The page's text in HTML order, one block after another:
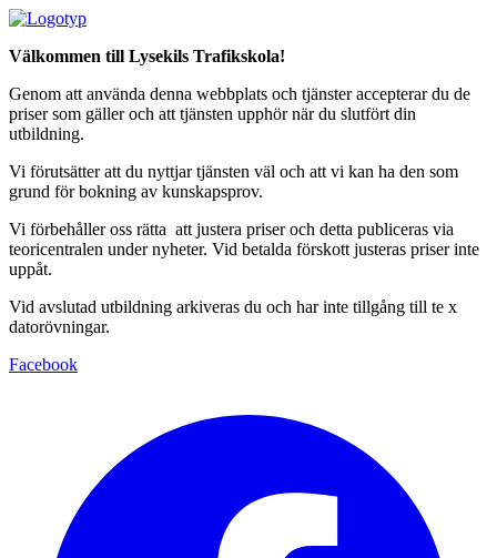
Välkommen till Lysekils Trafikskola!
Genom att använda denna webbplats och tjänster accepterar du de
priser som gäller och att tjänsten upphör när du slutfört din
utbildning.
Vi förutsätter att du nyttjar tjänsten väl och att vi kan ha den som
grund för bokning av kunskapsprov.
Vi förbehåller oss rätta att justera priser och detta publiceras via
teoricentralen under nyheter. Vid betalda förskott justeras priser inte
uppåt.
Vid avslutad utbildning arkiveras du och har inte tillgång till te x
datorövningar.
Facebook